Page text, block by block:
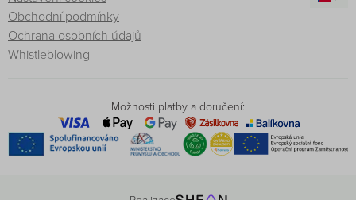
Obchodní podmínky
Ochrana osobních údajů
Whistleblowing
Možnosti platby a doručení: